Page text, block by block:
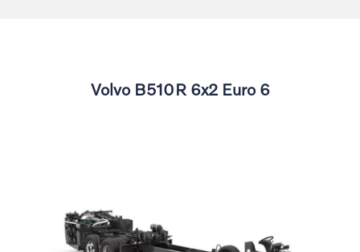
Volvo B510R 6x2 Euro 6